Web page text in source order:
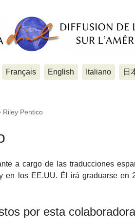
Français English Italiano 日
Riley Pentico
a cargo de las traducciones
en los EE.UU. Él irá graduarse en
por esta